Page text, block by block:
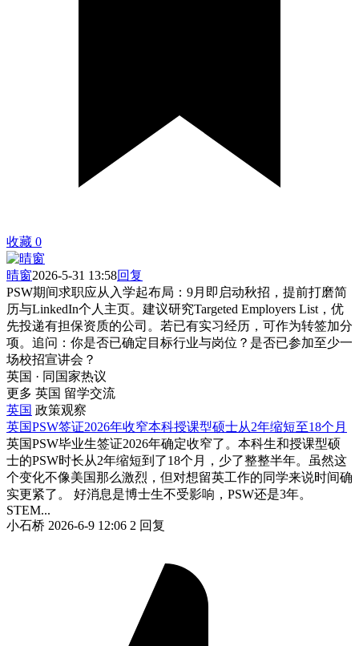
收藏 0
晴窗2026-5-31 13:58回复
PSW期间求职应从入学起布局：9月即启动秋招，提前打磨简
历与LinkedIn个人主页。建议研究Targeted Employers List，优
先投递有担保资质的公司。若已有实习经历，可作为转签加分
项。追问：你是否已确定目标行业与岗位？是否已参加至少一
场校招宣讲会？
英国 · 同国家热议
更多 英国 留学交流
英国 政策观察
英国PSW签证2026年收窄本科授课型硕士从2年缩短至18个月
英国PSW毕业生签证2026年确定收窄了。本科生和授课型硕
士的PSW时长从2年缩短到了18个月，少了整整半年。虽然这
个变化不像美国那么激烈，但对想留英工作的同学来说时间确
实更紧了。 好消息是博士生不受影响，PSW还是3年。
STEM...
小石桥 2026-6-9 12:06 2 回复